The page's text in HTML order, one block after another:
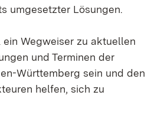
umgesetzter Lösungen.
Wegweiser zu aktuellen
und Terminen der
Württemberg sein und den
helfen, sich zu